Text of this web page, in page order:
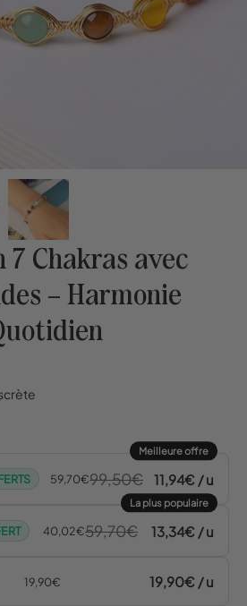
Chakras avec
– Harmonie
Meilleure offre
59,70€99,50€ 11,94€ / u
La plus populaire
40,02€59,70€ 13,34€ / u
19,90€ 19,90€ / u